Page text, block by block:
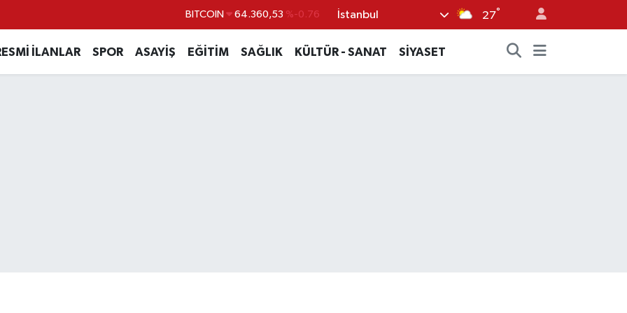
DOLAR 47,7069 %0.17 İstanbul 27°
İLANLAR SPOR ASAYİŞ EĞİTİM SAĞLIK KÜLTÜR - SANAT SİYASET